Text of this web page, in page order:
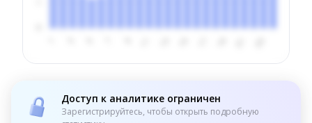
Доступ к аналитике ограничен
Зарегистрируйтесь, чтобы открыть подробную